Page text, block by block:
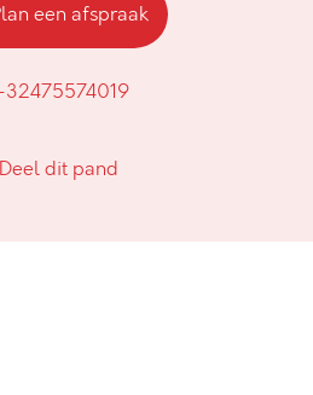
een afspraak
Deel dit pand